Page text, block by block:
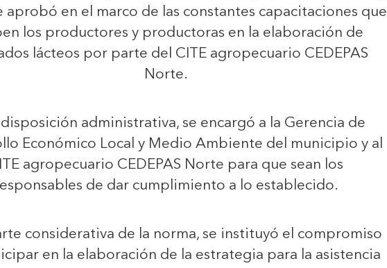
aprobó en el marco de las constantes capacitaciones que
los productores y productoras en la elaboración de
lácteos por parte del CITE agropecuario CEDEPAS
Norte.
disposición administrativa, se encargó a la Gerencia de
Económico Local y Medio Ambiente del municipio y al
agropecuario CEDEPAS Norte para que sean los
de dar cumplimiento a lo establecido.
considerativa de la norma, se instituyó el compromiso
en la elaboración de la estrategia para la asistencia